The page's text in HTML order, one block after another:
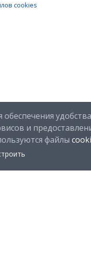
cookies
обеспечения
и
файлы